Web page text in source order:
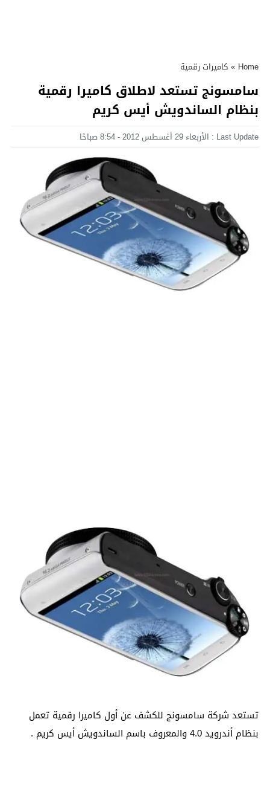
Home
» كاميرات رقمية
سامسونج تستعد لاطلاق كاميرا رقمية
بنظام الساندويش أيس كريم
Last Update : الأربعاء 29 أغسطس 2012 - 8:54 صباحًا
تستعد شركة سامسونج للكشف عن أول كاميرا رقمية تعمل
بنظام أندرويد 4.0 والمعروف باسم الساندويش أيس كريم .